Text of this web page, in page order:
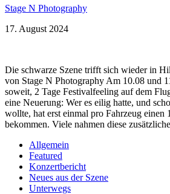
Stage N Photography
17. August 2024
Die schwarze Szene trifft sich wieder in
von Stage N Photography Am 10.08 und
soweit, 2 Tage Festivalfeeling auf dem
eine Neuerung: Wer es eilig hatte, und
wollte, hat erst einmal pro Fahrzeug einen
bekommen. Viele nahmen diese
Allgemein
Featured
Konzertbericht
Neues aus der Szene
Unterwegs